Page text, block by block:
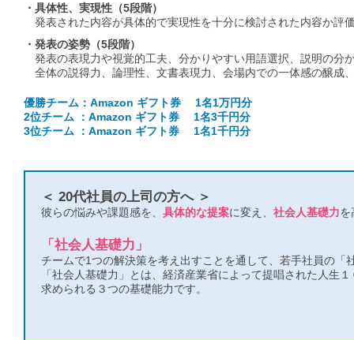
・具体性、実現性（5段階）
発表された内容が具体的で実現性を十分に検討された内容か評
・発表の姿勢（5段階）
発表の表現力や視覚的工夫、分かりやすい用語選択、説明の分
全体の説得力、論理性、文書表現力、会場内での一体感の醸成
優勝チーム：Amazon ギフト券 1名1万円分
2位チーム ：Amazon ギフト券 1名3千円分
3位チーム ：Amazon ギフト券 1名1千円分
＜ 20代社員の上司の方へ ＞
彼らの悩みや課題感を、 具体的な提案に変え、 社会人基礎力を
「社会人基礎力」
チームで1つの解決策を考え出すことを通して、若手社員の「
「社会人基礎力」とは、経済産業省によって提唱された人生
求められる３つの基礎能力です。